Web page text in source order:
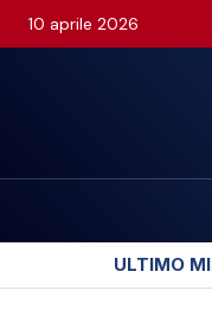
10 aprile 2026
ULTIMO